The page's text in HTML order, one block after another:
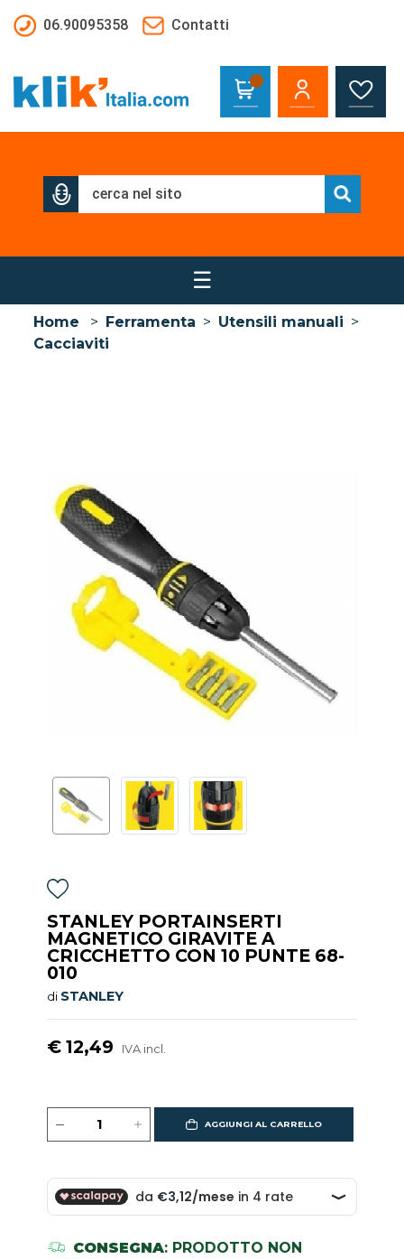
06.90095358
Contatti
☰
Home > Ferramenta > Utensili manuali >
Cacciaviti
STANLEY PORTAINSERTI
MAGNETICO GIRAVITE A
CRICCHETTO CON 10 PUNTE 68-
010
di STANLEY
€ 12,49 IVA incl.
AGGIUNGI AL CARRELLO
CONSEGNA: PRODOTTO NON